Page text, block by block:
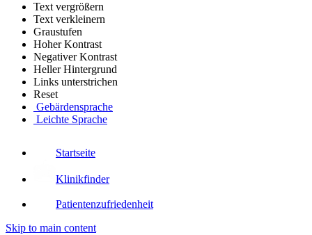
Text vergrößern
Text verkleinern
Graustufen
Hoher Kontrast
Negativer Kontrast
Heller Hintergrund
Links unterstrichen
Reset
Gebärdensprache
Leichte Sprache
Startseite
Klinikfinder
Patientenzufriedenheit
Skip to main content